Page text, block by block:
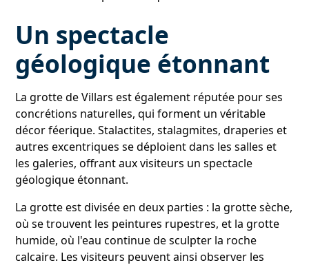
Un spectacle
géologique étonnant
La grotte de Villars est également réputée pour ses
concrétions naturelles, qui forment un véritable
décor féerique. Stalactites, stalagmites, draperies et
autres excentriques se déploient dans les salles et
les galeries, offrant aux visiteurs un spectacle
géologique étonnant.
La grotte est divisée en deux parties : la grotte sèche,
où se trouvent les peintures rupestres, et la grotte
humide, où l'eau continue de sculpter la roche
calcaire. Les visiteurs peuvent ainsi observer les